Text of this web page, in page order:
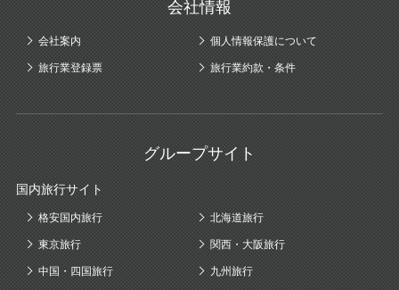
会社情報
会社案内
個人情報保護について
旅行業登録票
旅行業約款・条件
グループサイト
国内旅行サイト
格安国内旅行
北海道旅行
東京旅行
関西・大阪旅行
中国・四国旅行
九州旅行